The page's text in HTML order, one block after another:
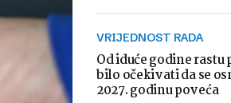
VRIJEDNOST RADA
Od iduće godine rastu
bilo očekivati da se
2027. godinu poveća